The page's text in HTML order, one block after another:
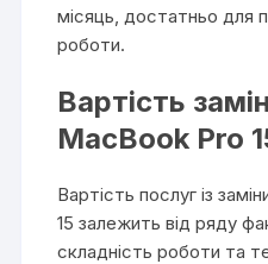
місяць, достатньо для
роботи.
Вартість
MacBook Pro
Вартість послуг із
15 залежить від ряду
складність роботи та